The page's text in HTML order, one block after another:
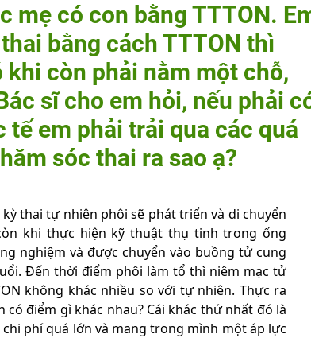
mẹ có con bằng TTTON.
bằng cách TTTON thì
còn phải nằm một chỗ,
sĩ cho em hỏi, nếu phải
em phải trải qua các quá
sóc thai ra sao ạ?
thai tự nhiên phôi sẽ phát triển và di chuyển
khi thực hiện kỹ thuật thụ tinh trong ống
nghiệm và được chuyển vào buồng tử cung
Đến thời điểm phôi làm tổ thì niêm mạc tử
không khác nhiều so với tự nhiên. Thực ra
điểm gì khác nhau? Cái khác thứ nhất đó là
phí quá lớn và mang trong mình một áp lực